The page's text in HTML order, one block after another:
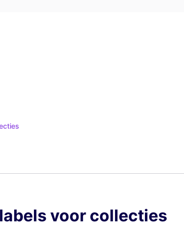
voor collecties